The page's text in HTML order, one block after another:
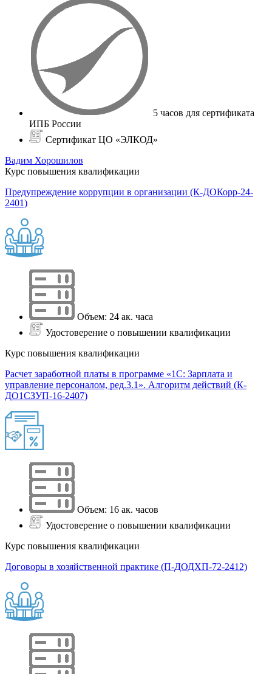
5 часов для сертификата
ИПБ России
Сертификат ЦО «ЭЛКОД»
Вадим Хорошилов
Курс повышения квалификации
Предупреждение коррупции в организации (К-ДОКорр-24-
2401)
Объем: 24 ак. часа
Удостоверение о повышении квалификации
Курс повышения квалификации
Расчет заработной платы в программе «1С: Зарплата и
управление персоналом, ред.3.1». Алгоритм действий (К-
ДО1СЗУП-16-2407)
Объем: 16 ак. часов
Удостоверение о повышении квалификации
Курс повышения квалификации
Договоры в хозяйственной практике (П-ДОДХП-72-2412)